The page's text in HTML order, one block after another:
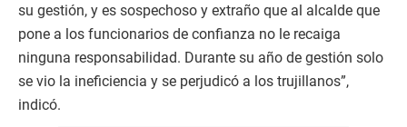
su gestión, y es sospechoso y extraño que al alcalde que
pone a los funcionarios de confianza no le recaiga
ninguna responsabilidad. Durante su año de gestión solo
se vio la ineficiencia y se perjudicó a los trujillanos”,
indicó.